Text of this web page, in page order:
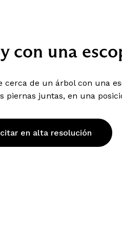
con una
cerca de un árbol con una
piernas juntas, en una
en alta resolución